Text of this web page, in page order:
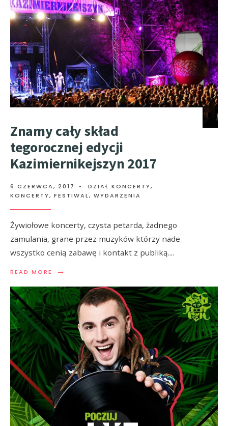
Znamy cały skład
tegorocznej edycji
Kazimiernikejszyn 2017
6 CZERWCA, 2017 • DZIAŁ KONCERTY,
KONCERTY, FESTIWAL, WYDARZENIA
Żywiołowe koncerty, czysta petarda, żadnego
zamulania, grane przez muzyków którzy nade
wszystko cenią zabawę i kontakt z publiką....
READ MORE →